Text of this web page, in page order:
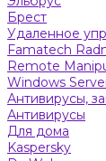
Брест
Удаленное
Famatech
Remote
Windows
Антивирусы,
Антивирусы
Для дома
Kaspersky